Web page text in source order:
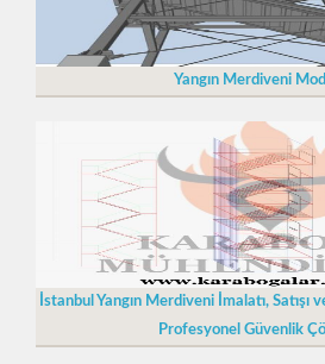
Yangın Merdiveni
İstanbul Yangın Merdiveni İmalatı, Satışı
Profesyonel Güvenlik